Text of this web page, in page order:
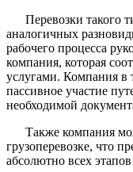
Перевозки такого
аналогичных
рабочего процесса
компания, которая
услугами. Компания в
пассивное участие
необходимой
Также компания
грузоперевозке, что
абсолютно всех